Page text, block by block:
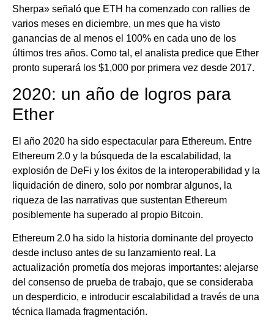
Sherpa» señaló que ETH ha comenzado con rallies de
varios meses en diciembre, un mes que ha visto
ganancias de al menos el 100% en cada uno de los
últimos tres años. Como tal, el analista predice que Ether
pronto superará los $1,000 por primera vez desde 2017.
2020: un año de logros para
Ether
El año 2020 ha sido espectacular para Ethereum. Entre
Ethereum 2.0 y la búsqueda de la escalabilidad, la
explosión de DeFi y los éxitos de la interoperabilidad y la
liquidación de dinero, solo por nombrar algunos, la
riqueza de las narrativas que sustentan Ethereum
posiblemente ha superado al propio Bitcoin.
Ethereum 2.0 ha sido la historia dominante del proyecto
desde incluso antes de su lanzamiento real. La
actualización prometía dos mejoras importantes: alejarse
del consenso de prueba de trabajo, que se consideraba
un desperdicio, e introducir escalabilidad a través de una
técnica llamada fragmentación.